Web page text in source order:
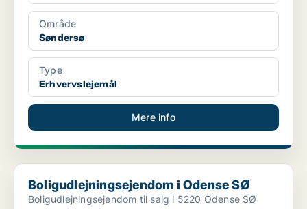
Område
Søndersø
Type
Erhvervslejemål
Mere info
Boligudlejningsejendom i Odense SØ
Boligudlejningsejendom i Odense SØ
Boligudlejningsejendom til salg i 5220 Odense SØ